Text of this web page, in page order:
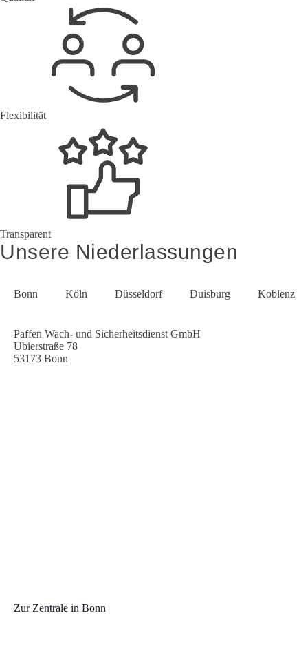
Flexibilität
Transparent
Unsere Niederlassungen
Bonn Köln Düsseldorf Duisburg Koblenz
Paffen Wach- und Sicherheitsdienst GmbH
Ubierstraße 78
53173 Bonn
Zur Zentrale in Bonn